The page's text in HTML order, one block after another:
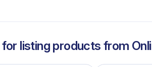
listing products from